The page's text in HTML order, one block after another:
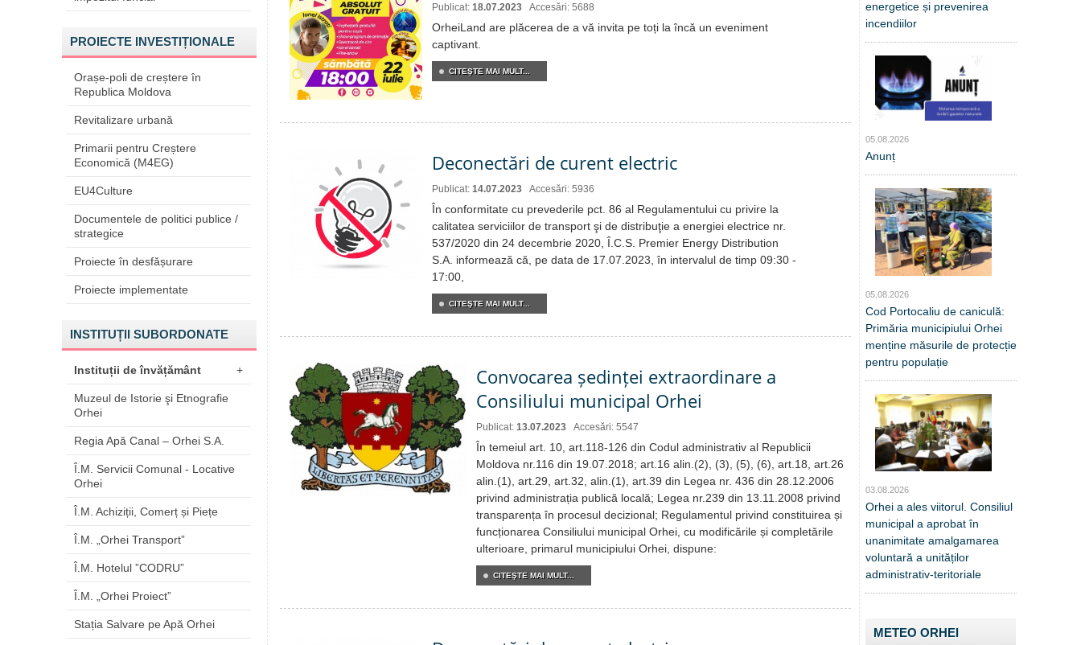
PROIECTE INVESTIȚIONALE
Orașe-poli de creștere în
Republica Moldova
Revitalizare urbană
Primarii pentru Creștere
Economică (M4EG)
EU4Culture
Documentele de politici publice /
strategice
Proiecte în desfășurare
Proiecte implementate
INSTITUȚII SUBORDONATE
Instituții de învățământ +
Muzeul de Istorie şi Etnografie
Orhei
Regia Apă Canal – Orhei S.A.
Î.M. Servicii Comunal - Locative
Orhei
Î.M. Achiziții, Comerț și Piețe
Î.M. „Orhei Transport”
Î.M. Hotelul ”CODRU”
Î.M. „Orhei Proiect”
Stația Salvare pe Apă Orhei
Publicat: 18.07.2023 Accesări: 5688
OrheiLand are plăcerea de a vă invita pe toți la încă un eveniment
captivant.
CITEŞTE MAI MULT...
Deconectări de curent electric
Publicat: 14.07.2023 Accesări: 5936
În conformitate cu prevederile pct. 86 al Regulamentului cu privire la
calitatea serviciilor de transport şi de distribuţie a energiei electrice nr.
537/2020 din 24 decembrie 2020, Î.C.S. Premier Energy Distribution
S.A. informează că, pe data de 17.07.2023, în intervalul de timp 09:30 -
17:00,
CITEŞTE MAI MULT...
Convocarea ședinței extraordinare a
Consiliului municipal Orhei
Publicat: 13.07.2023 Accesări: 5547
În temeiul art. 10, art.118-126 din Codul administrativ al Republicii
Moldova nr.116 din 19.07.2018; art.16 alin.(2), (3), (5), (6), art.18, art.26
alin.(1), art.29, art.32, alin.(1), art.39 din Legea nr. 436 din 28.12.2006
privind administrația publică locală; Legea nr.239 din 13.11.2008 privind
transparența în procesul decizional; Regulamentul privind constituirea și
funcționarea Consiliului municipal Orhei, cu modificările și completările
ulterioare, primarul municipiului Orhei, dispune:
CITEŞTE MAI MULT...
energetice și prevenirea
incendiilor
05.08.2026
Anunț
05.08.2026
Cod Portocaliu de caniculă:
Primăria municipiului Orhei
menține măsurile de protecție
pentru populație
03.08.2026
Orhei a ales viitorul. Consiliul
municipal a aprobat în
unanimitate amalgamarea
voluntară a unităților
administrativ-teritoriale
METEO ORHEI